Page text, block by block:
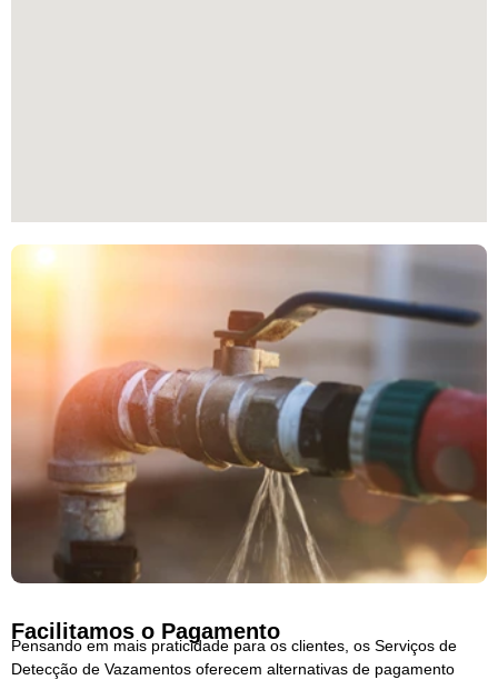
Facilitamos o Pagamento
Pensando em mais praticidade para os clientes, os Serviços de
Detecção de Vazamentos oferecem alternativas de pagamento